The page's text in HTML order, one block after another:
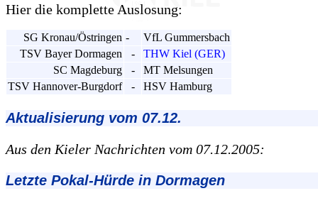
Hier die komplette Auslosung:
SG Kronau/Östringen -
VfL Gummersbach
TSV Bayer Dormagen
-
THW Kiel (GER)
SC Magdeburg
-
MT Melsungen
TSV Hannover-Burgdorf
- HSV Hamburg
Aktualisierung vom 07.12.
Aus den Kieler Nachrichten vom 07.12.2005:
Letzte Pokal-Hürde in Dormagen